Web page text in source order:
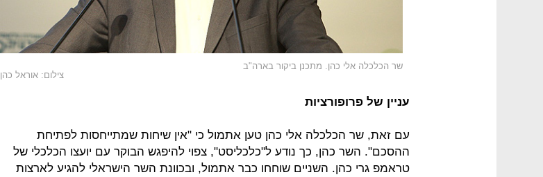
שר הכלכלה אלי כהן. מתכנן ביקור בארה"ב
צילום: אוראל כהן
עניין של פרופורציות
עם זאת, שר הכלכלה אלי כהן טען אתמול כי "אין שיחות שמתייחסות לפתיחת
ההסכם". השר כהן, כך נודע ל"כלכליסט", צפוי להיפגש הבוקר עם יועצו הכלכלי של
טראמפ גרי כהן. השניים שוחחו כבר אתמול, ובכוונת השר הישראלי להגיע לארצות